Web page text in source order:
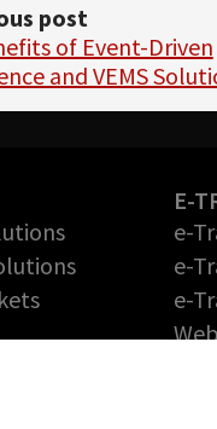
post
of Event-Driven
and VEMS
E-
e-
e-
e-